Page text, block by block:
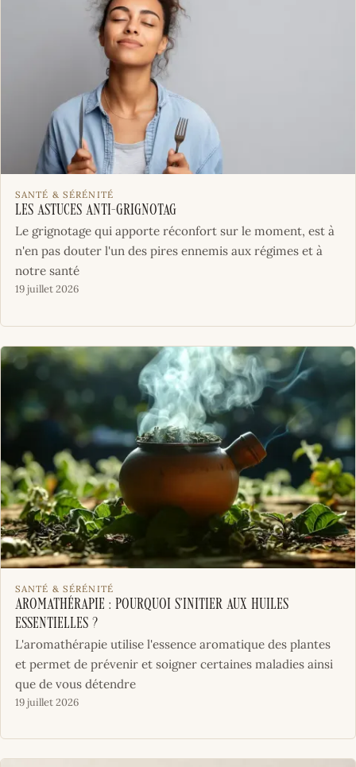
SANTÉ & SÉRÉNITÉ
Les astuces anti-grignotag
Le grignotage qui apporte réconfort sur le moment, est à
n'en pas douter l'un des pires ennemis aux régimes et à
notre santé
19 juillet 2026
SANTÉ & SÉRÉNITÉ
Aromathérapie : pourquoi s’initier aux huiles
essentielles ?
L'aromathérapie utilise l'essence aromatique des plantes
et permet de prévenir et soigner certaines maladies ainsi
que de vous détendre
19 juillet 2026